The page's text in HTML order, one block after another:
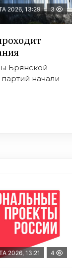
2026, 13:29 3
Брянской
начали
2026, 13:21 4